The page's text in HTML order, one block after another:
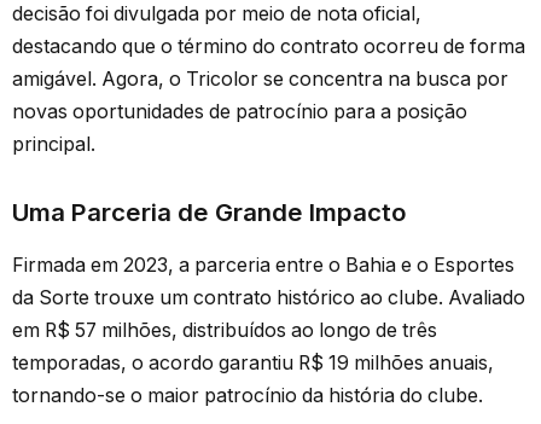
decisão foi divulgada por meio de nota oficial,
destacando que o término do contrato ocorreu de forma
amigável. Agora, o Tricolor se concentra na busca por
novas oportunidades de patrocínio para a posição
principal.
Uma Parceria de Grande Impacto
Firmada em 2023, a parceria entre o Bahia e o Esportes
da Sorte trouxe um contrato histórico ao clube. Avaliado
em R$ 57 milhões, distribuídos ao longo de três
temporadas, o acordo garantiu R$ 19 milhões anuais,
tornando-se o maior patrocínio da história do clube.